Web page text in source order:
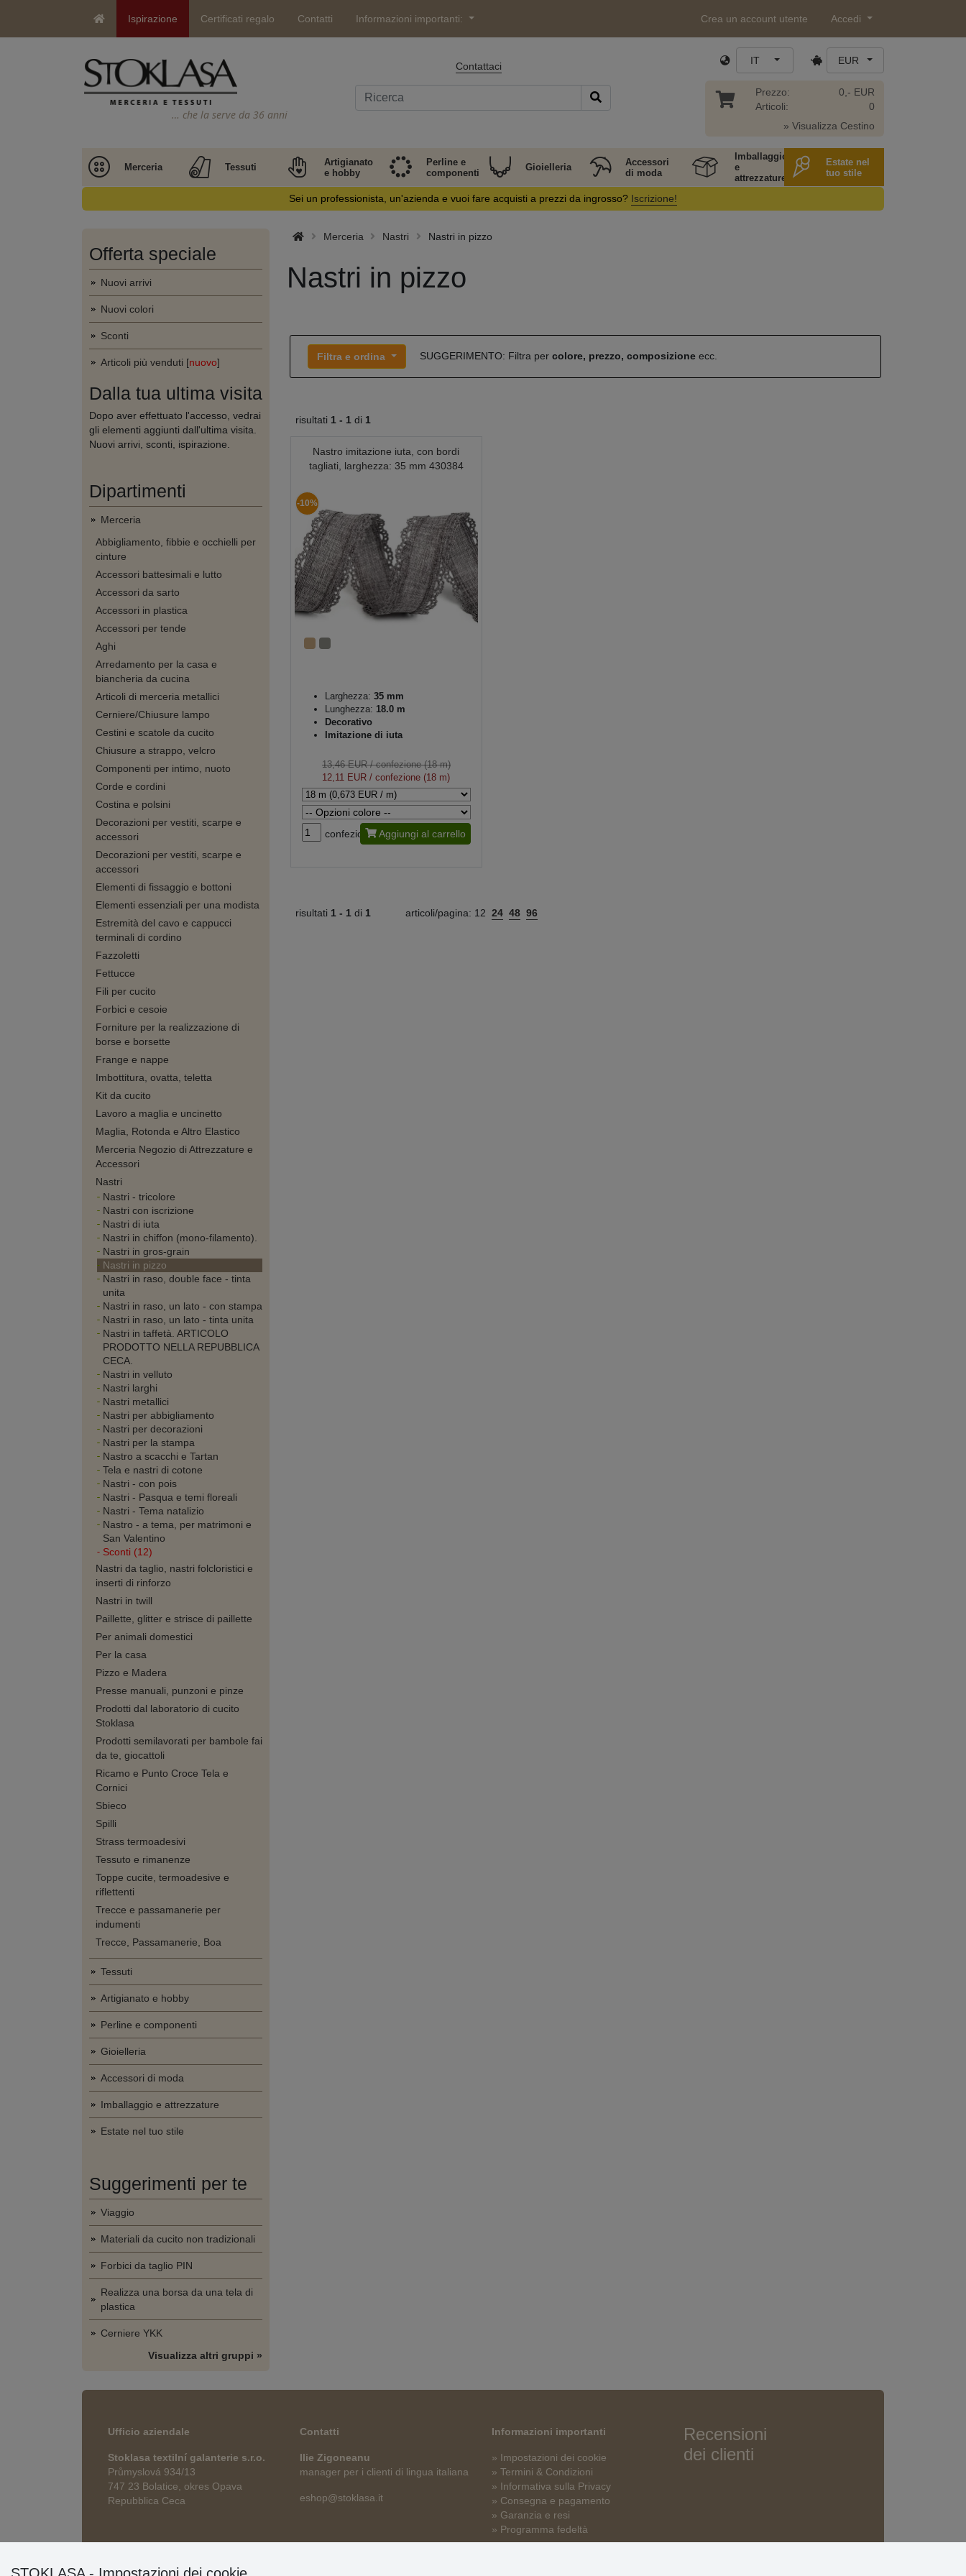
Ispirazione Certificati regalo Contatti Informazioni importanti: Crea un account utente Accedi
… che la serve da 36 anni
Contattaci IT EUR
Prezzo:
Articoli:
0,- EUR
0
» Visualizza Cestino
Merceria Tessuti
Artigianato
e hobby
Perline e
componenti
Gioielleria
Accessori
di moda
Imballaggio
e
attrezzature
Estate nel
tuo stile
Sei un professionista, un'azienda e vuoi fare acquisti a prezzi da ingrosso? Iscrizione!
Offerta speciale
Nuovi arrivi
Nuovi colori
Sconti
Articoli più venduti [nuovo]
Dalla tua ultima visita
Dopo aver effettuato l'accesso, vedrai
gli elementi aggiunti dall'ultima visita.
Nuovi arrivi, sconti, ispirazione.
Dipartimenti
Merceria
Abbigliamento, fibbie e occhielli per
cinture
Accessori battesimali e lutto
Accessori da sarto
Accessori in plastica
Accessori per tende
Aghi
Arredamento per la casa e
biancheria da cucina
Articoli di merceria metallici
Cerniere/Chiusure lampo
Cestini e scatole da cucito
Chiusure a strappo, velcro
Componenti per intimo, nuoto
Corde e cordini
Costina e polsini
Decorazioni per vestiti, scarpe e
accessori
Decorazioni per vestiti, scarpe e
accessori
Elementi di fissaggio e bottoni
Elementi essenziali per una modista
Estremità del cavo e cappucci
terminali di cordino
Fazzoletti
Fettucce
Fili per cucito
Forbici e cesoie
Forniture per la realizzazione di
borse e borsette
Frange e nappe
Imbottitura, ovatta, teletta
Kit da cucito
Lavoro a maglia e uncinetto
Maglia, Rotonda e Altro Elastico
Merceria Negozio di Attrezzature e
Accessori
Nastri
Nastri - tricolore
Nastri con iscrizione
Nastri di iuta
Nastri in chiffon (mono-filamento).
Nastri in gros-grain
Nastri in pizzo
Nastri in raso, double face - tinta
unita
Nastri in raso, un lato - con stampa
Nastri in raso, un lato - tinta unita
Nastri in taffetà. ARTICOLO
PRODOTTO NELLA REPUBBLICA
CECA.
Nastri in velluto
Nastri larghi
Nastri metallici
Nastri per abbigliamento
Nastri per decorazioni
Nastri per la stampa
Nastro a scacchi e Tartan
Tela e nastri di cotone
Nastri - con pois
Nastri - Pasqua e temi floreali
Nastri - Tema natalizio
Nastro - a tema, per matrimoni e
San Valentino
Sconti (12)
Nastri da taglio, nastri folcloristici e
inserti di rinforzo
Nastri in twill
Paillette, glitter e strisce di paillette
Per animali domestici
Per la casa
Pizzo e Madera
Presse manuali, punzoni e pinze
Prodotti dal laboratorio di cucito
Stoklasa
Prodotti semilavorati per bambole fai
da te, giocattoli
Ricamo e Punto Croce Tela e
Cornici
Sbieco
Spilli
Strass termoadesivi
Tessuto e rimanenze
Toppe cucite, termoadesive e
riflettenti
Trecce e passamanerie per
indumenti
Trecce, Passamanerie, Boa
Tessuti
Artigianato e hobby
Perline e componenti
Gioielleria
Accessori di moda
Imballaggio e attrezzature
Estate nel tuo stile
Suggerimenti per te
Viaggio
Materiali da cucito non tradizionali
Forbici da taglio PIN
Realizza una borsa da una tela di
plastica
Cerniere YKK
Visualizza altri gruppi »
Merceria Nastri Nastri in pizzo
Nastri in pizzo
Filtra e ordina SUGGERIMENTO: Filtra per colore, prezzo, composizioneecc.
risultati 1 - 1 di 1
Nastro imitazione iuta, con bordi
tagliati, larghezza: 35 mm 430384
-10%
Larghezza: 35 mm
Lunghezza: 18.0 m
Decorativo
Imitazione di iuta
13,46 EUR/ confezione (18 m)
12,11 EUR / confezione (18 m)
confezione Aggiungi al carrello
risultati 1 - 1 di 1 articoli/pagina: 12 24 48 96
Ufficio aziendale
Stoklasa textilní galanterie s.r.o.
Průmyslová 934/13
747 23 Bolatice, okres Opava
Repubblica Ceca
Contatti
Ilie Zigoneanu
manager per i clienti di lingua italiana
eshop@stoklasa.it
Informazioni importanti
» Impostazioni dei cookie
» Termini & Condizioni
» Informativa sulla Privacy
» Consegna e pagamento
» Garanzia e resi
» Programma fedeltà
Recensioni
dei clienti